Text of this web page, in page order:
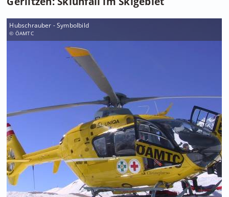
Hubschrauber - Symbolbild
© ÖAMTC